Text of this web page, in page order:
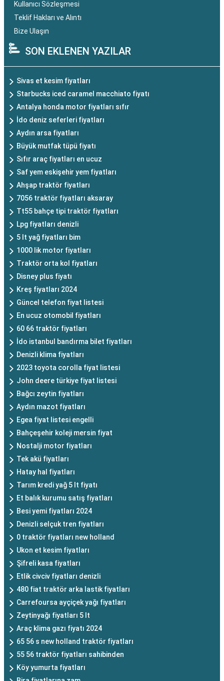
Kullanıcı Sözleşmesi
Teklif Hakları ve Alıntı
Bize Ulaşın
SON EKLENEN YAZILAR
Sivas et kesim fiyatları
Starbucks iced caramel macchiato fiyatı
Antalya honda motor fiyatları sıfır
İdo deniz seferleri fiyatları
Aydın arsa fiyatları
Büyük mutfak tüpü fiyatı
Sıfır araç fiyatları en ucuz
Saf yem eskişehir yem fiyatları
Ahşap traktör fiyatları
7056 traktör fiyatları aksaray
Tt55 bahçe tipi traktör fiyatları
Lpg fiyatları denizli
5 lt yağ fiyatları bim
1000 lik motor fiyatları
Traktör orta kol fiyatları
Disney plus fiyatı
Kreş fiyatları 2024
Güncel telefon fiyat listesi
En ucuz otomobil fiyatları
60 66 traktör fiyatları
İdo istanbul bandırma bilet fiyatları
Denizli klima fiyatları
2023 toyota corolla fiyat listesi
John deere türkiye fiyat listesi
Bağcı zeytin fiyatları
Aydın mazot fiyatları
Egea fiyat listesi engelli
Bahçeşehir koleji mersin fiyat
Nostalji motor fiyatları
Tek akü fiyatları
Hatay hal fiyatları
Tarım kredi yağ 5 lt fiyatı
Et balık kurumu satış fiyatları
Besi yemi fiyatları 2024
Denizli selçuk tren fiyatları
0 traktör fiyatları new holland
Ukon et kesim fiyatları
Şifreli kasa fiyatları
Etlik civciv fiyatları denizli
480 fiat traktör arka lastik fiyatları
Carrefoursa ayçiçek yağı fiyatları
Zeytinyağı fiyatları 5 lt
Araç klima gazı fiyatı 2024
65 56 s new holland traktör fiyatları
55 56 traktör fiyatları sahibinden
Köy yumurta fiyatları